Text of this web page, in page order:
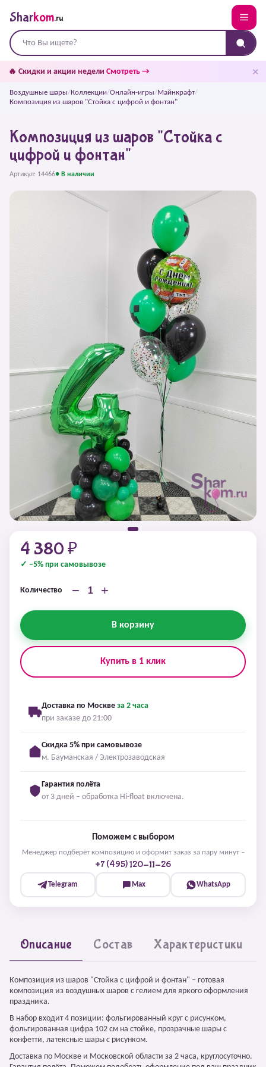
Sharkom.ru
🔥 Скидки и акции недели Смотреть → ✕
Воздушные шары/Коллекции/Онлайн-игры/Майнкрафт/
Композиция из шаров "Стойка с цифрой и фонтан"
Композиция из шаров "Стойка с
цифрой и фонтан"
Артикул: 14466● В наличии
4 380 ₽
✓ −5% при самовывозе
Количество − +
В корзину
Купить в 1 клик
Доставка по Москве за 2 часа
при заказе до 21:00
Скидка 5% при самовывозе
м. Бауманская / Электрозаводская
Гарантия полёта
от 3 дней – обработка Hi-float включена.
Поможем с выбором
Менеджер подберёт композицию и оформит заказ за пару минут –
+7 (495) 120-11-26
Telegram Max WhatsApp
Описание Состав Характеристики
Композиция из шаров "Стойка с цифрой и фонтан" – готовая
композиция из воздушных шаров с гелием для яркого оформления
праздника.
В набор входит 4 позиции: фольгированный круг с рисунком,
фольгированная цифра 102 см на стойке, прозрачные шары с
конфетти, латексные шары с рисунком.
Доставка по Москве и Московской области за 2 часа, круглосуточно.